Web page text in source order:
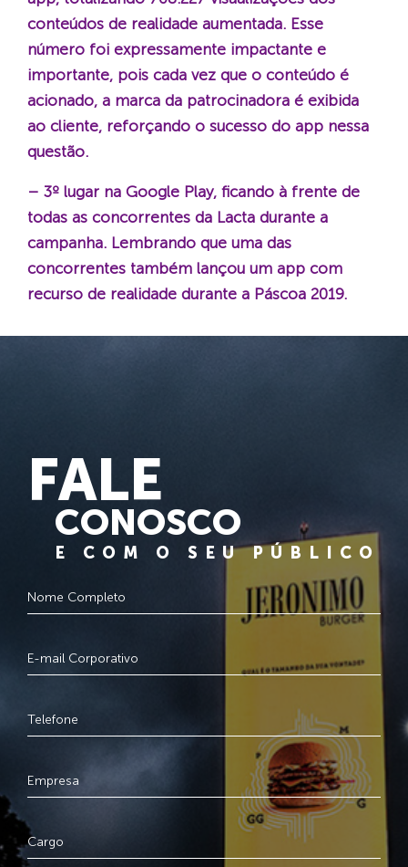
conteúdos de realidade aumentada. Esse
número foi expressamente impactante e
importante, pois cada vez que o conteúdo é
acionado, a marca da patrocinadora é exibida
ao cliente, reforçando o sucesso do app nessa
questão.
– 3º lugar na Google Play, ficando à frente de
todas as concorrentes da Lacta durante a
campanha. Lembrando que uma das
concorrentes também lançou um app com
recurso de realidade durante a Páscoa 2019.
FALE
CONOSCO
E COM O SEU PÚBLICO